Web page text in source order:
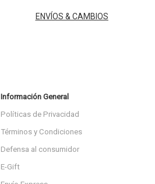
ENVÍOS & CAMBIOS
Información General
Políticas de Privacidad
Términos y Condiciones
Defensa al consumidor
E-Gift